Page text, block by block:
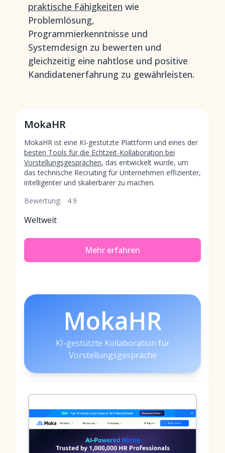
praktische Fähigkeiten wie
Problemlösung,
Programmierkenntnisse und
Systemdesign zu bewerten und
gleichzeitig eine nahtlose und positive
Kandidatenerfahrung zu gewährleisten.
MokaHR
MokaHR ist eine KI-gestützte Plattform und eines der
besten Tools für die Echtzeit-Kollaboration bei
Vorstellungsgesprächen, das entwickelt wurde, um
das technische Recruiting für Unternehmen effizienter,
intelligenter und skalierbarer zu machen.
Bewertung:
4.9
Weltweit
Mehr erfahren
MokaHR
KI-gestützte Kollaboration für
Vorstellungsgespräche